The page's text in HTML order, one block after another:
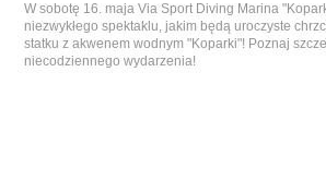
W sobotę 16. maja Via Sport Diving Marina
niezwykłego spektaklu, jakim będą uroczyste
statku z akwenem wodnym "Koparki"! Poznaj
niecodziennego wydarzenia!